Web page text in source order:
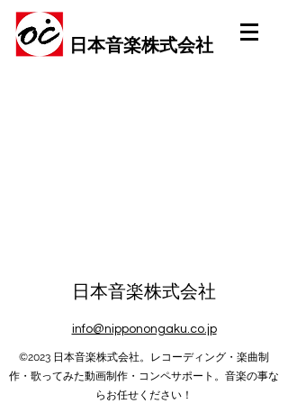
日本音楽株式会社
日本音楽株式会社
info@nipponongaku.co.jp
©2023 日本音楽株式会社。レコーディング・楽曲制
作・歌ってみた動画制作・コンペサポート。音楽の事な
らお任せください！